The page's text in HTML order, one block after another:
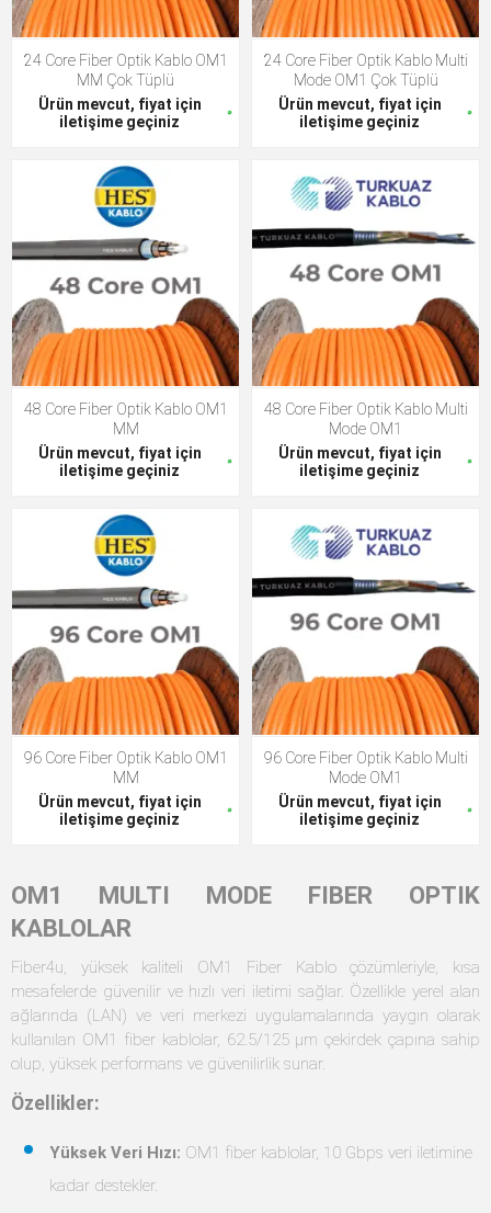
24 Core Fiber Optik Kablo OM1
MM Çok Tüplü
Ürün mevcut, fiyat için
iletişime geçiniz
24 Core Fiber Optik Kablo Multi
Mode OM1 Çok Tüplü
Ürün mevcut, fiyat için
iletişime geçiniz
48 Core Fiber Optik Kablo OM1
MM
Ürün mevcut, fiyat için
iletişime geçiniz
48 Core Fiber Optik Kablo Multi
Mode OM1
Ürün mevcut, fiyat için
iletişime geçiniz
96 Core Fiber Optik Kablo OM1
MM
Ürün mevcut, fiyat için
iletişime geçiniz
96 Core Fiber Optik Kablo Multi
Mode OM1
Ürün mevcut, fiyat için
iletişime geçiniz
OM1 MULTI MODE FIBER OPTIK
KABLOLAR
Fiber4u, yüksek kaliteli OM1 Fiber Kablo çözümleriyle, kısa
mesafelerde güvenilir ve hızlı veri iletimi sağlar. Özellikle yerel alan
ağlarında (LAN) ve veri merkezi uygulamalarında yaygın olarak
kullanılan OM1 fiber kablolar, 62.5/125 µm çekirdek çapına sahip
olup, yüksek performans ve güvenilirlik sunar.
Özellikler:
Yüksek Veri Hızı: OM1 fiber kablolar, 10 Gbps veri iletimine
kadar destekler.